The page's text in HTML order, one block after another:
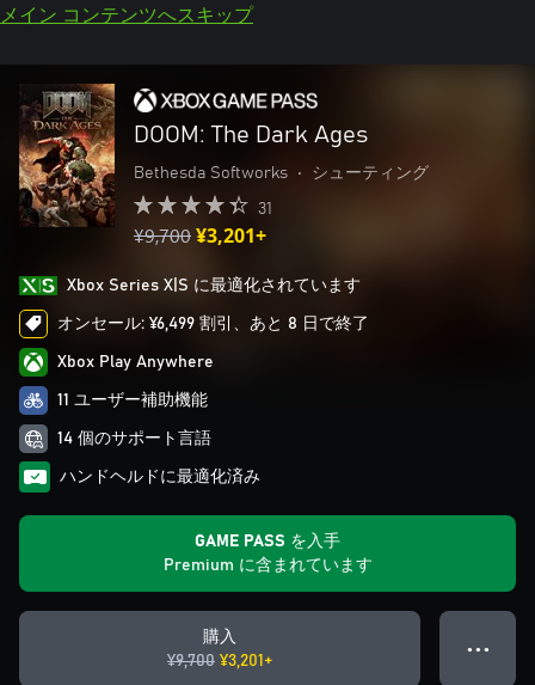
メイン コンテンツへスキップ
DOOM: The Dark Ages
Bethesda Softworks • シューティング
31
¥9,700¥3,201+
Xbox Series X|S に最適化されています
オンセール: ¥6,499 割引、あと 8 日で終了
Xbox Play Anywhere
11 ユーザー補助機能
14 個のサポート言語
ハンドヘルドに最適化済み
GAME PASS を入手
Premium に含まれています
購入
¥9,700 ¥3,201+
● ● ●